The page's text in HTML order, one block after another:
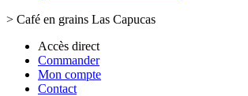
> Café en grains Las Capucas
Accès direct
Commander
Mon compte
Contact